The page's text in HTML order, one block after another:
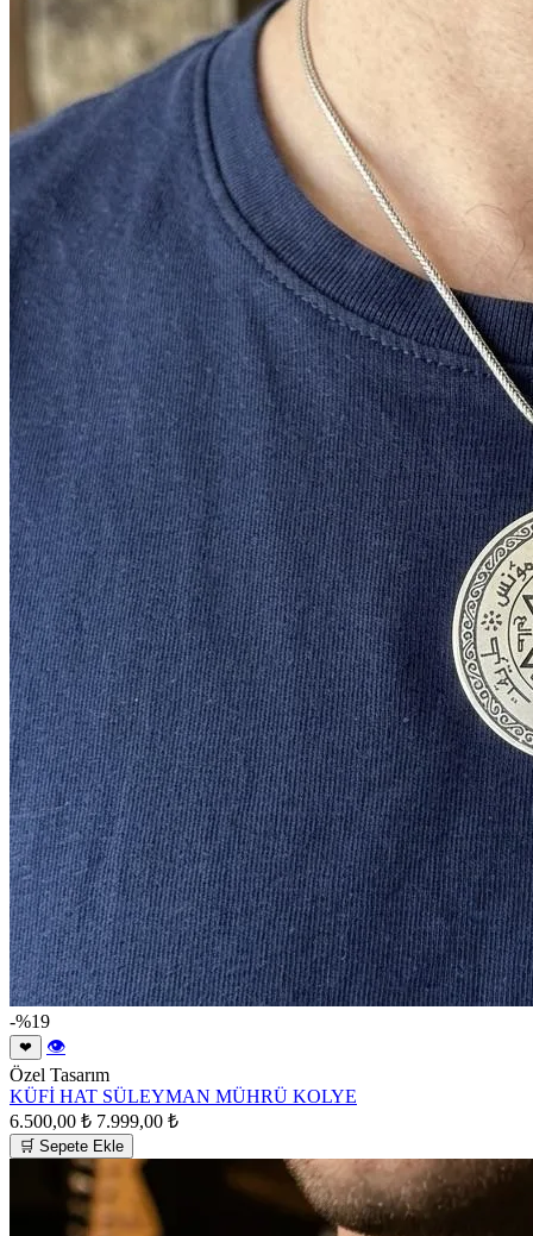
-%19
❤
👁
Özel Tasarım
KÜFİ HAT SÜLEYMAN MÜHRÜ KOLYE
6.500,00 ₺ 7.999,00 ₺
🛒 Sepete Ekle